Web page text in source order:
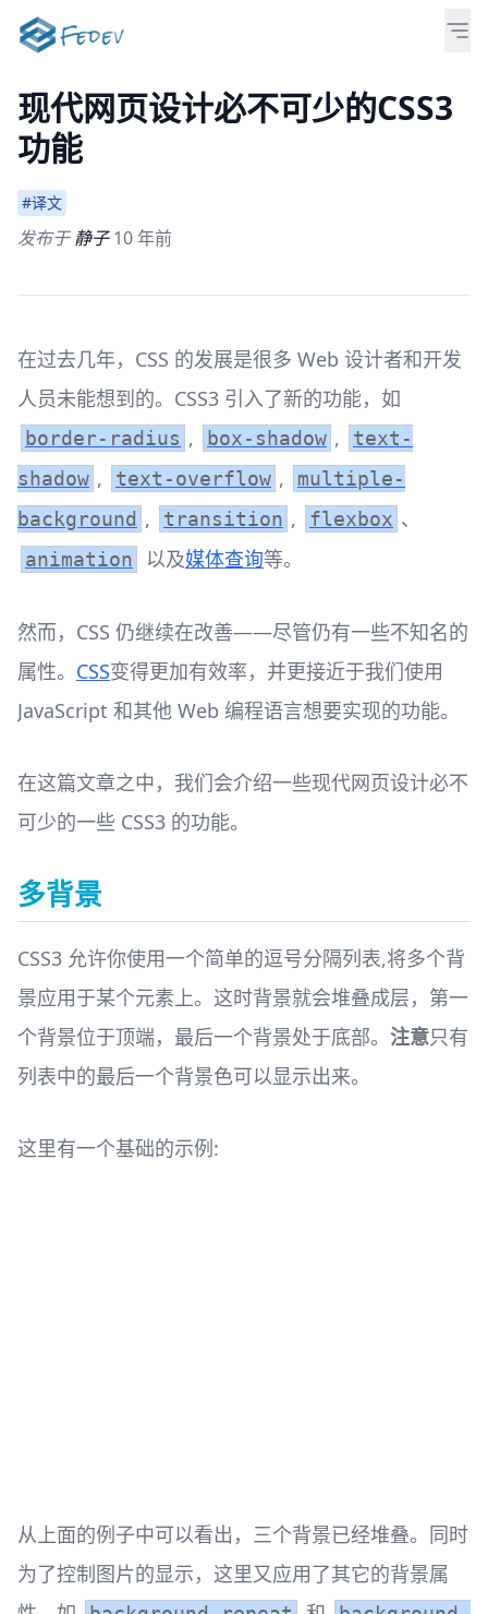
现代网页设计必不可少的CSS3
功能
#译文
发布于静子10 年前
在过去几年，CSS 的发展是很多 Web 设计者和开发
人员未能想到的。CSS3 引入了新的功能，如
border-radius , box-shadow ,
text-
shadow , text-overflow ,
multiple-
background , transition , flexbox 、
animation 以及媒体查询等。
然而，CSS 仍继续在改善——尽管仍有一些不知名的
属性。 CSS变得更加有效率，并更接近于我们使用
JavaScript 和其他 Web 编程语言想要实现的功能。
在这篇文章之中，我们会介绍一些现代网页设计必不
可少的一些 CSS3 的功能。
多背景
CSS3 允许你使用一个简单的逗号分隔列表,将多个背
景应用于某个元素上。这时背景就会堆叠成层，第一
个背景位于顶端，最后一个背景处于底部。 注意只有
列表中的最后一个背景色可以显示出来。
这里有一个基础的示例:
从上面的例子中可以看出，三个背景已经堆叠。同时
为了控制图片的显示，这里又应用了其它的背景属